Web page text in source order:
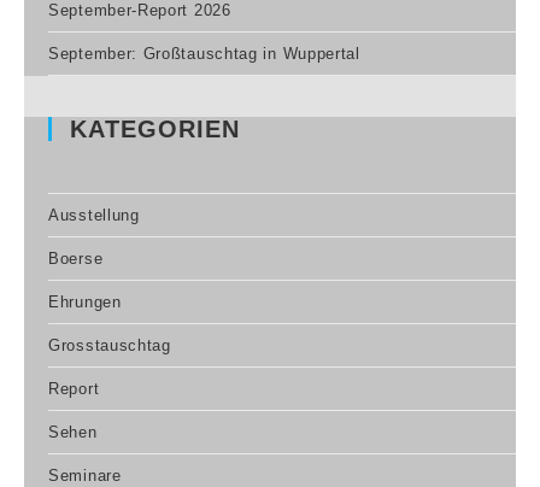
September-Report 2026
September: Großtauschtag in Wuppertal
KATEGORIEN
Ausstellung
Boerse
Ehrungen
Grosstauschtag
Report
Sehen
Seminare